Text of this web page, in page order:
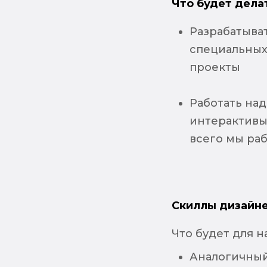
Что будет
проекты
Работать
всего мы
Скиллы
Что будет для